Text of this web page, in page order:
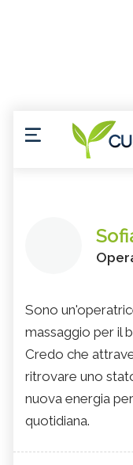
Sono
massaggio per il
Credo che
ritrovare uno
nuova energia
quotidiana.